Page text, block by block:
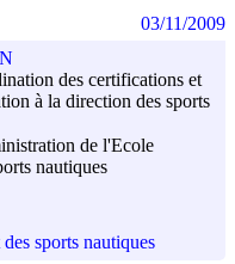
des certifications et
à la direction des sports
de l'Ecole
nautiques
sports nautiques
03/11/2009